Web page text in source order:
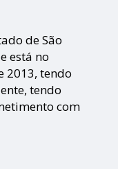
de São
está no
2013, tendo
tendo
com